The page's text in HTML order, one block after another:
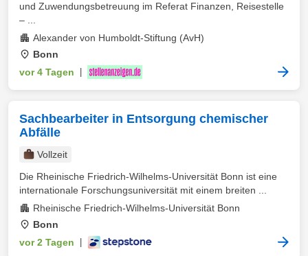
und Zuwendungsbetreuung im Referat Finanzen, Reisestelle
– ...
Alexander von Humboldt-Stiftung (AvH)
Bonn
vor 4 Tagen
Sachbearbeiter in Entsorgung chemischer
Abfälle
Vollzeit
Die Rheinische Friedrich-Wilhelms-Universität Bonn ist eine
internationale Forschungsuniversität mit einem breiten ...
Rheinische Friedrich-Wilhelms-Universität Bonn
Bonn
vor 2 Tagen